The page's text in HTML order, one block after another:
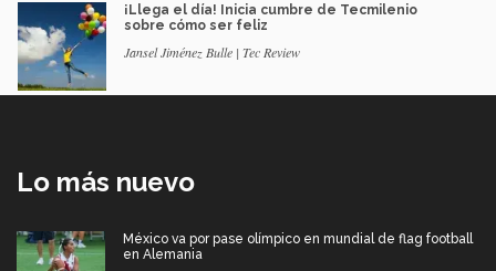
¡Llega el día! Inicia cumbre de Tecmilenio
sobre cómo ser feliz
Jansel Jiménez Bulle | Tec Review
Lo más nuevo
México va por pase olímpico en mundial de flag football
en Alemania